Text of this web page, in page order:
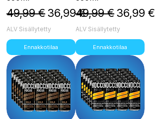
Normaali hinta
49,99 €Alehinta
36,99 €
ALV Sisällytetty
Ennakkotilaa
Normaali hinta
49,99 €Alehinta
36,99 €
ALV Sisällytetty
Ennakkotilaa